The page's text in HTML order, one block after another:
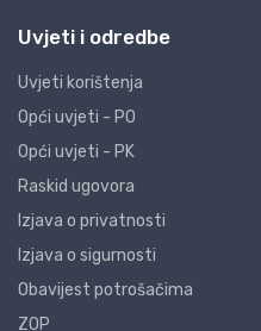
Uvjeti i odredbe
Uvjeti korištenja
Opći uvjeti - PO
Opći uvjeti - PK
Raskid ugovora
Izjava o privatnosti
Izjava o sigurnosti
Obavijest potrošačima
ZOP